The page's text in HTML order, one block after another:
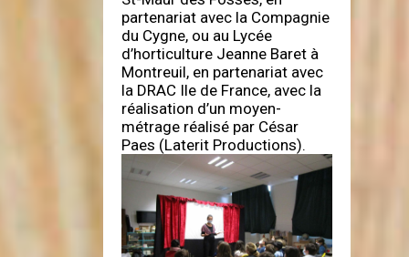
partenariat avec la Compagnie
du Cygne, ou au Lycée
d’horticulture Jeanne Baret à
Montreuil, en partenariat avec
la DRAC Ile de France, avec la
réalisation d’un moyen-
métrage réalisé par César
Paes (Laterit Productions).